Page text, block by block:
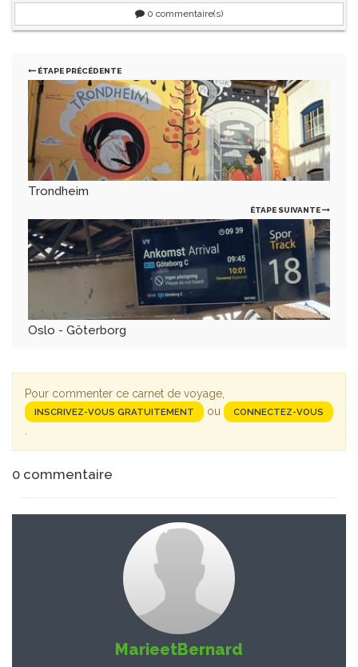
0 commentaire(s)
ÉTAPE PRÉCÉDENTE
Trondheim
ÉTAPE SUIVANTE
Oslo - Göterborg
Pour commenter ce carnet de voyage,
INSCRIVEZ-VOUS GRATUITEMENT ou CONNECTEZ-VOUS
.
0 commentaire
MarieetBernard